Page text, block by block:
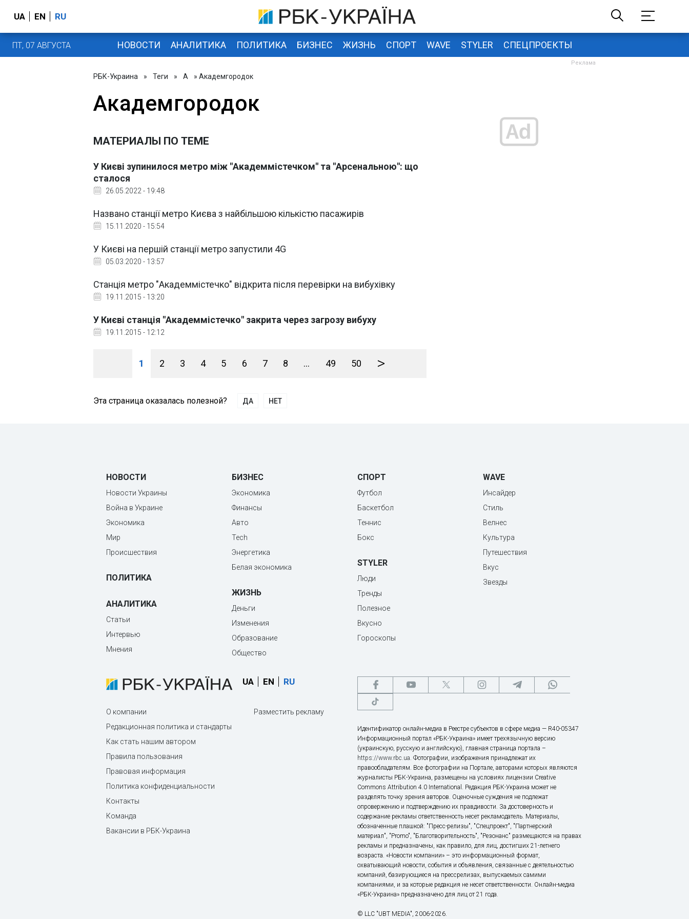
UA EN RU
ПТ, 07 АВГУСТА НОВОСТИ АНАЛИТИКА ПОЛИТИКА БИЗНЕС ЖИЗНЬ СПОРТ WAVE STYLER СПЕЦПРОЕКТЫ
РБК-Украина » Теги » А » Академгородок
Академгородок
МАТЕРИАЛЫ ПО ТЕМЕ
У Києві зупинилося метро між "Академмістечком" та "Арсенальною": що
сталося
26.05.2022 - 19:48
Названо станції метро Києва з найбільшою кількістю пасажирів
15.11.2020 - 15:54
У Києві на першій станції метро запустили 4G
05.03.2020 - 13:57
Станція метро "Академмістечко" відкрита після перевірки на вибухівку
19.11.2015 - 13:20
У Києві станція "Академмістечко" закрита через загрозу вибуху
19.11.2015 - 12:12
1 2 3 4 5 6 7 8 ... 49 50 >
Эта страница оказалась полезной? ДА НЕТ
НОВОСТИ
Новости Украины
Война в Украине
Экономика
Мир
Происшествия
ПОЛИТИКА
АНАЛИТИКА
Статьи
Интервью
Мнения
БИЗНЕС
Экономика
Финансы
Авто
Tech
Энергетика
Белая экономика
ЖИЗНЬ
Деньги
Изменения
Образование
Общество
СПОРТ
Футбол
Баскетбол
Теннис
Бокс
STYLER
Люди
Тренды
Полезное
Вкусно
Гороскопы
WAVE
Инсайдер
Стиль
Велнес
Культура
Путешествия
Вкус
Звезды
UA EN RU
О компании
Редакционная политика и стандарты
Как стать нашим автором
Правила пользования
Правовая информация
Политика конфиденциальности
Контакты
Команда
Вакансии в РБК-Украина
Разместить рекламу
Идентификатор онлайн-медиа в Реестре субъектов в сфере медиа — R40-05347
Информационный портал «РБК-Украина» имеет трехязычную версию
(украинскую, русскую и английскую), главная страница портала –
https://www.rbc.ua. Фотографии, изображения принадлежат их
правообладателям. Все фотографии на Портале, авторами которых являются
журналисты РБК-Украина, размещены на условиях лицензии Creative
Commons Attribution 4.0 International. Редакция РБК-Украина может не
разделять точку зрения авторов. Оценочные суждения не подлежат
опровержению и подтверждению их правдивости. За достоверность и
содержание рекламы ответственность несет рекламодатель. Материалы,
обозначенные плашкой: "Пресс-релизы", "Спецпроект", "Партнерский
материал", "Promo", "Благотворительность", "Резонанс" размещаются на правах
рекламы и предназначены, как правило, для лиц, достигших 21-летнего
возраста. «Новости компании» – это информационный формат,
охватывающий новости, события и объявления, связанные с деятельностью
компаний, базирующиеся на прессрелизах, выпускаемых самими
компаниями, и за которые редакция не несет ответственности. Онлайн-медиа
«РБК-Украина» предназначено для лиц от 21 года.
© LLC "UBT MEDIA", 2006-2026.